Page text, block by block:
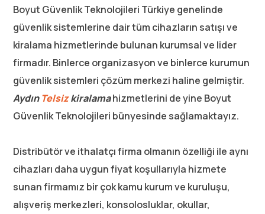
Boyut Güvenlik Teknolojileri Türkiye genelinde
güvenlik sistemlerine dair tüm cihazların satışı ve
kiralama hizmetlerinde bulunan kurumsal ve lider
firmadır. Binlerce organizasyon ve binlerce kurumun
güvenlik sistemleri çözüm merkezi haline gelmiştir.
AydınTelsizkiralamahizmetlerini de yine Boyut
Güvenlik Teknolojileri bünyesinde sağlamaktayız.
Distribütör ve ithalatçı firma olmanın özelliği ile aynı
cihazları daha uygun fiyat koşullarıyla hizmete
sunan firmamız bir çok kamu kurum ve kuruluşu,
alışveriş merkezleri, konsolosluklar, okullar,